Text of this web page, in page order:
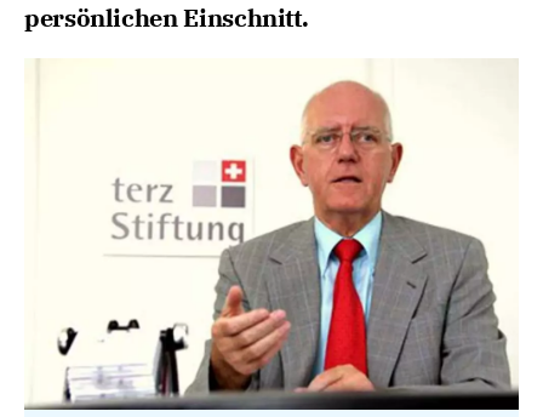
persönlichen Einschnitt.